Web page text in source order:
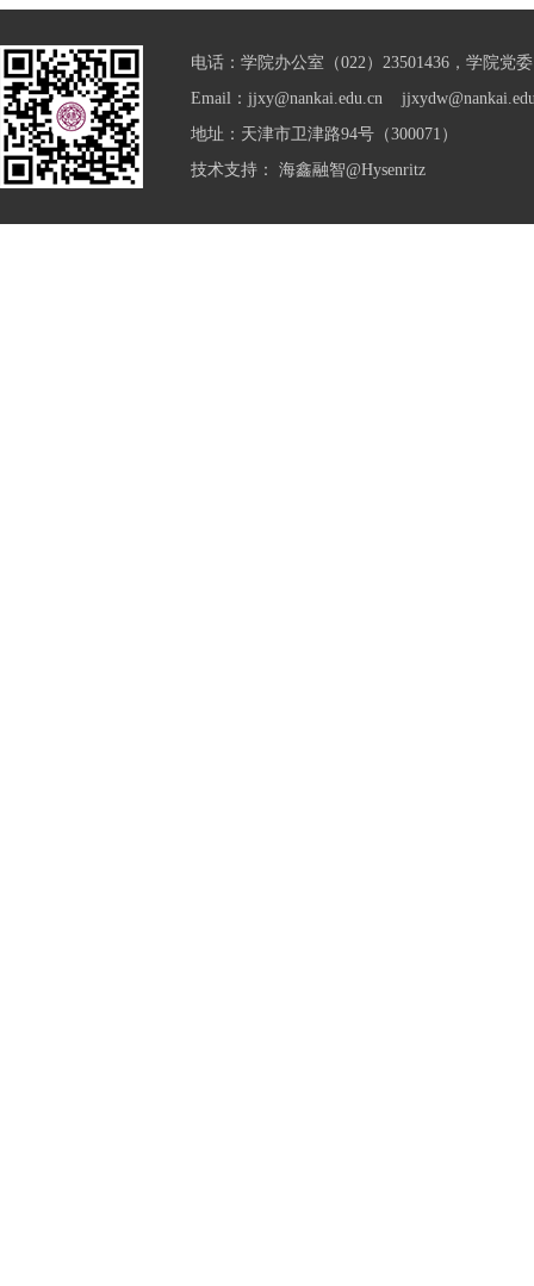
电话：学院办公室（022）23501436，学院党
Email：jjxy@nankai.edu.cn
地址：天津市卫津路94号（300071）
技术支持： 海鑫融智@Hysenritz